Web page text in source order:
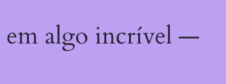
em algo incrível —